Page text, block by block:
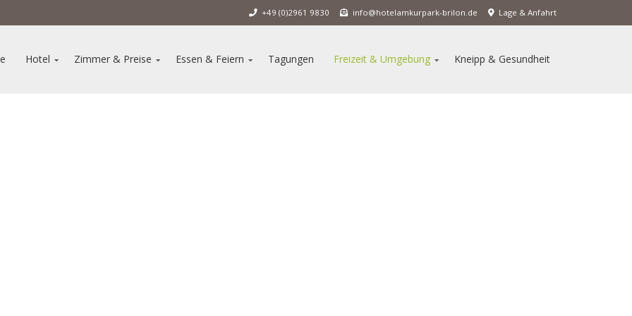
+49 (0)2961 9830 info@hotelamkurpark-brilon.de Lage & Anfahrt
Hotel Zimmer & Preise Essen & Feiern Tagungen Freizeit & Umgebung Kneipp & Gesundheit